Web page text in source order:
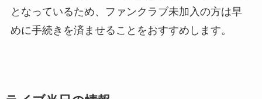
となっているため、ファンクラブ未加入の方は早
めに手続きを済ませることをおすすめします。